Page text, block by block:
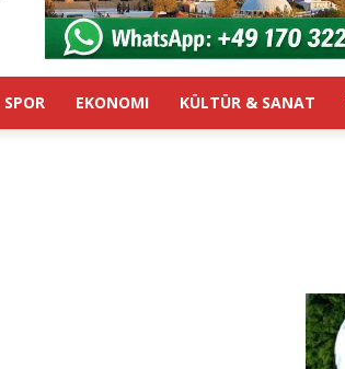
SPOR EKONOMI KÜLTÜR & SANAT